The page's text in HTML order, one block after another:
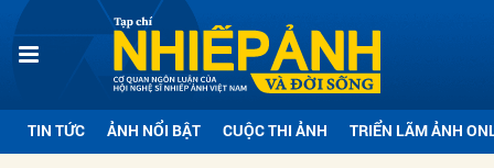
TIN TỨC ẢNH NỔI BẬT CUỘC THI ẢNH TRIỂN LÃM ẢNH
luận